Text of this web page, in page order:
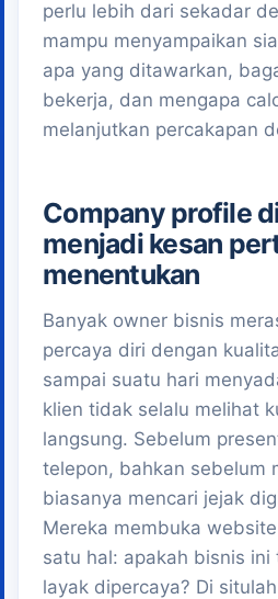
perlu lebih dari sekadar
mampu menyampaikan
apa yang ditawarkan,
bekerja, dan mengapa
melanjutkan percakapan
Company profile
menjadi kesan
menentukan
Banyak owner bisnis
percaya diri dengan
sampai suatu hari
klien tidak selalu melihat
langsung. Sebelum
telepon, bahkan sebelum
biasanya mencari jejak
Mereka membuka
satu hal: apakah bisnis
layak dipercaya? Di